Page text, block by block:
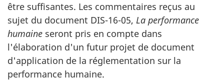
être suffisantes. Les commentaires reçus au
sujet du document DIS-16-05, La performance
humaine seront pris en compte dans
l'élaboration d'un futur projet de document
d'application de la réglementation sur la
performance humaine.